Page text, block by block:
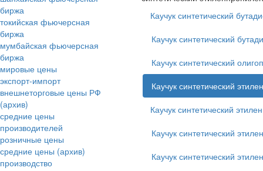
биржа
токийская фьючерсная
биржа
мумбайская фьючерсная
биржа
мировые цены
экспорт-импорт
внешнеторговые цены РФ
(архив)
средние цены
производителей
розничные цены
средние цены (архив)
производство
Каучук синтетический
Каучук синтетический
Каучук синтетический
Каучук синтетический
Каучук синтетический
Каучук синтетический
Каучук синтетический